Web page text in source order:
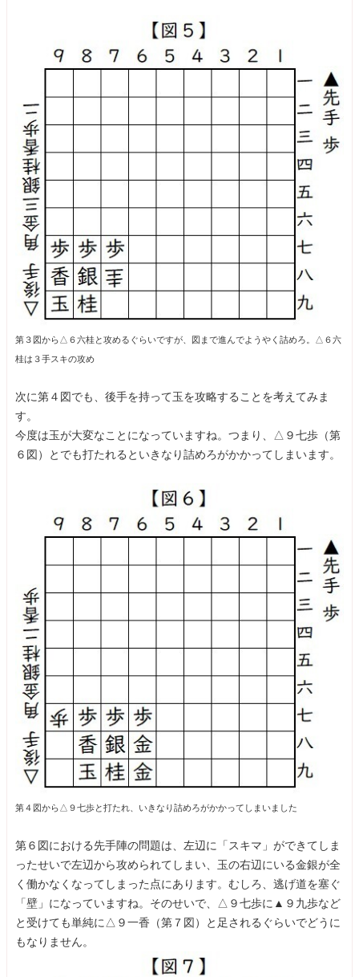
第３図から△６六桂と攻めるぐらいですが、図まで進んでようやく詰めろ。△６六
桂は３手スキの攻め
次に第４図でも、後手を持って玉を攻略することを考えてみま
す。
今度は玉が大変なことになっていますね。つまり、△９七歩（第
６図）とでも打たれるといきなり詰めろがかかってしまいます。
第４図から△９七歩と打たれ、いきなり詰めろがかかってしまいました
第６図における先手陣の問題は、左辺に「スキマ」ができてしま
ったせいで左辺から攻められてしまい、玉の右辺にいる金銀が全
く働かなくなってしまった点にあります。むしろ、逃げ道を塞ぐ
「壁」になっていますね。そのせいで、△９七歩に▲９九歩など
と受けても単純に△９一香（第７図）と足されるぐらいでどうに
もなりません。